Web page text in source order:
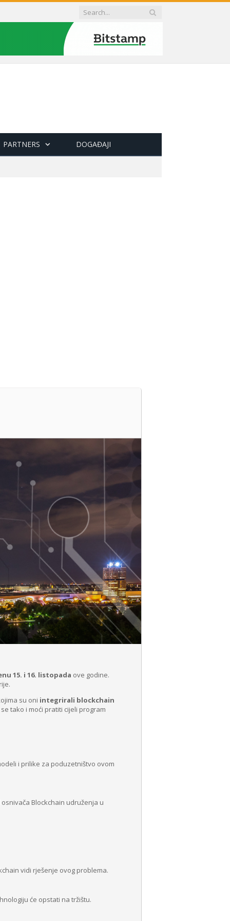
PARTNERS DOGAĐAJI
15. i 16. listopada ove godine.
su oni integrirali blockchain
tako i moći pratiti cijeli program
i prilike za poduzetništvo ovom
Blockchain udruženja u
vidi rješenje ovog problema.
će opstati na tržištu.